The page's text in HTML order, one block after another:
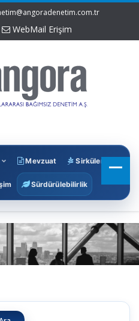
WebMail Erişim
Mevzuat Sirküler
Sürdürülebilirlik